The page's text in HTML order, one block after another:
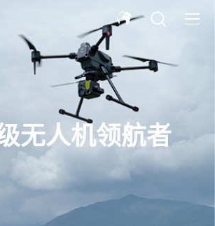
无人机领航者